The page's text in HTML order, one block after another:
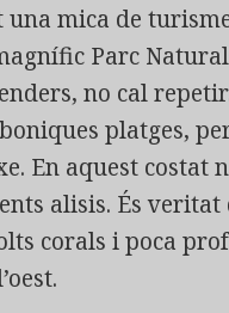
mica de
Parc Natural
no cal
platges,
En aquest costat
alisis. És
corals i poca